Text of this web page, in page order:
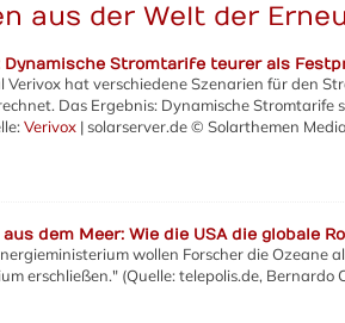
aus der Welt der
Dynamische Stromtarife teurer als
Verivox hat verschiedene Szenarien für den
Das Ergebnis: Dynamische Stromtarife
Verivox| solarserver.de © Solarthemen
dem Meer: Wie die USA die globale
wollen Forscher die Ozeane
erschließen." (Quelle: telepolis.de, Bernardo